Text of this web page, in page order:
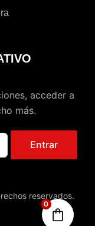
acceder a
más.
Entrar
reservados.
0